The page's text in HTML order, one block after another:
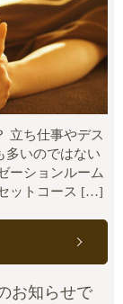
立ち仕事やデス
多いのではない
ーションルーム
ットコース […]
お知らせで